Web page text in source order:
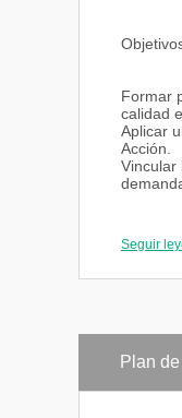
Formar
calidad
Aplicar
Acción.
Vincular
La
Seguir
Plan